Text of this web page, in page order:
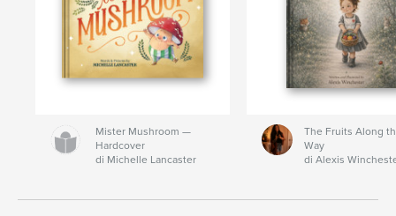
Mister Mushroom —
Hardcover
di Michelle Lancaster
The Fruits Along
Way
di Alexis